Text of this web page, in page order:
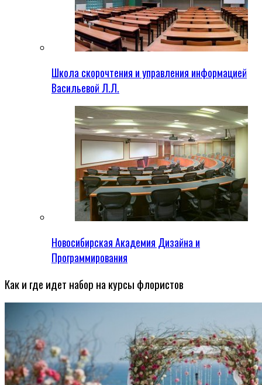
Школа скорочтения и управления информацией
Васильевой Л.Л.
Новосибирская Академия Дизайна и
Программирования
Как и где идет набор на курсы флористов